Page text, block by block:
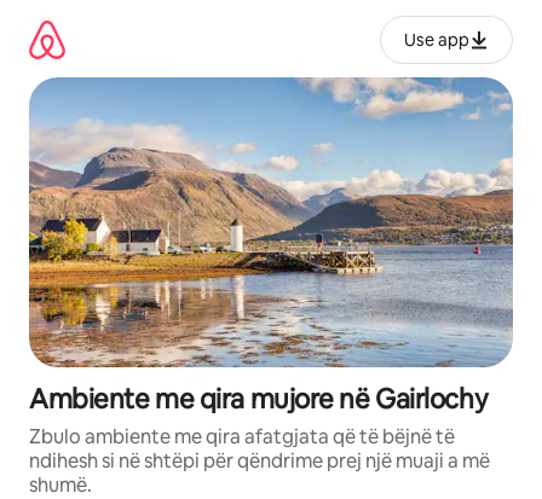
përmbajtja
Use app
Ambiente me qira mujore në Gairlochy
Zbulo ambiente me qira afatgjata që të bëjnë të
ndihesh si në shtëpi për qëndrime prej një muaji a më
shumë.